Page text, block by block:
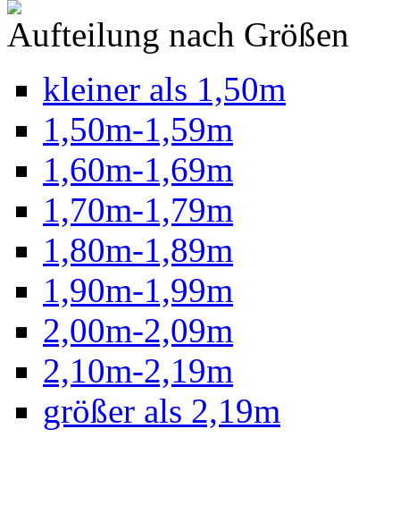
Aufteilung nach Größen
kleiner als 1,50m
1,50m-1,59m
1,60m-1,69m
1,70m-1,79m
1,80m-1,89m
1,90m-1,99m
2,00m-2,09m
2,10m-2,19m
größer als 2,19m